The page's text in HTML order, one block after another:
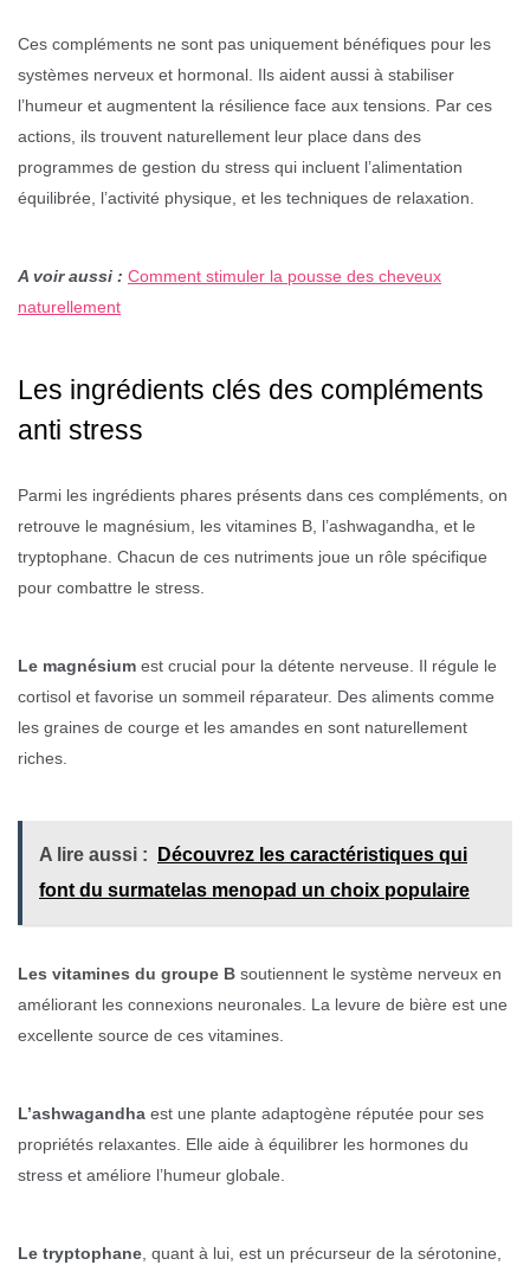
Ces compléments ne sont pas uniquement bénéfiques pour les
systèmes nerveux et hormonal. Ils aident aussi à stabiliser
l’humeur et augmentent la résilience face aux tensions. Par ces
actions, ils trouvent naturellement leur place dans des
programmes de gestion du stress qui incluent l’alimentation
équilibrée, l’activité physique, et les techniques de relaxation.
A voir aussi : Comment stimuler la pousse des cheveux
naturellement
Les ingrédients clés des compléments
anti stress
Parmi les ingrédients phares présents dans ces compléments, on
retrouve le magnésium, les vitamines B, l’ashwagandha, et le
tryptophane. Chacun de ces nutriments joue un rôle spécifique
pour combattre le stress.
Le magnésium est crucial pour la détente nerveuse. Il régule le
cortisol et favorise un sommeil réparateur. Des aliments comme
les graines de courge et les amandes en sont naturellement
riches.
A lire aussi :
Découvrez les caractéristiques qui
font du surmatelas menopad un choix populaire
Les vitamines du groupe B soutiennent le système nerveux en
améliorant les connexions neuronales. La levure de bière est une
excellente source de ces vitamines.
L’ashwagandha est une plante adaptogène réputée pour ses
propriétés relaxantes. Elle aide à équilibrer les hormones du
stress et améliore l’humeur globale.
Le tryptophane, quant à lui, est un précurseur de la sérotonine,